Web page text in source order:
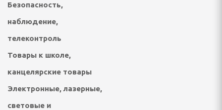
самовары
Безопасность,
наблюдение,
телеконтроль
Товары к школе,
канцелярские товары
Электронные, лазерные,
световые и